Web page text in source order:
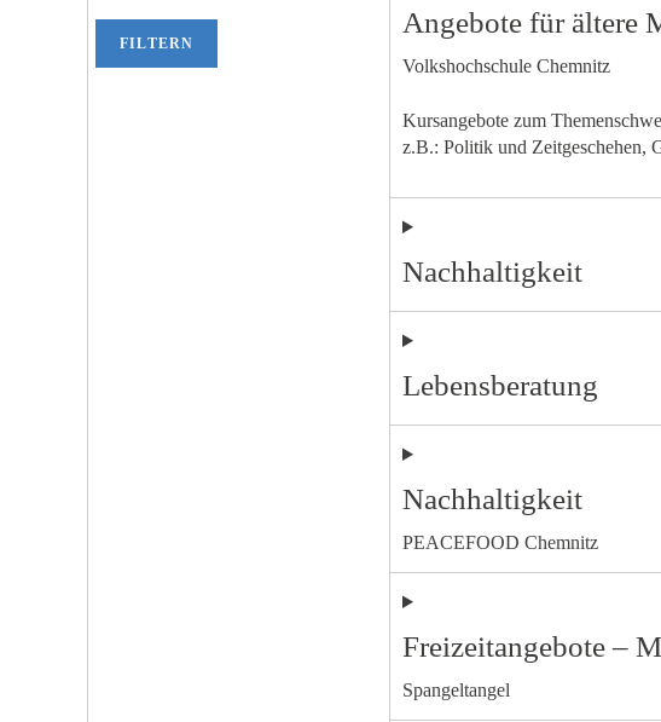
FILTERN
Angebote für ältere
Volkshochschule Chemnitz
Kursangebote zum
z.B.: Politik und Zeitgeschehen,
Nachhaltigkeit
Lebensberatung
Nachhaltigkeit
PEACEFOOD Chemnitz
Freizeitangebote –
Spangeltangel